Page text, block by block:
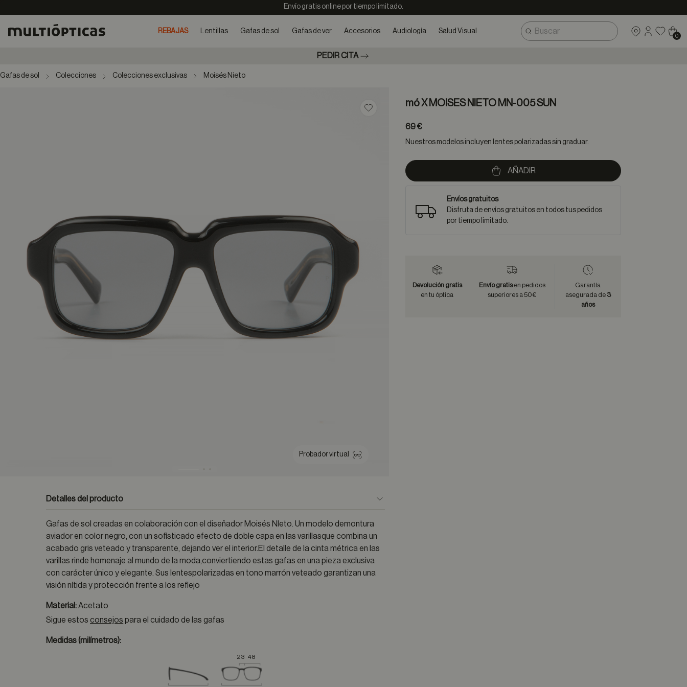
Envío gratis online por tiempo limitado.
REBAJAS Lentillas Gafas de sol Gafas de ver Accesorios Audiología Salud Visual
0
PEDIR CITA
Gafas de sol Colecciones Colecciones exclusivas Moisés Nieto
Probador virtual
Guardar en favoritos
Detalles del producto
Gafas de sol creadas en colaboración con el diseñador Moisés NIeto. Un modelo demontura
aviador en color negro, con un sofisticado efecto de doble capa en las varillasque combina un
acabado gris veteado y transparente, dejando ver el interior.El detalle de la cinta métrica en las
varillas rinde homenaje al mundo de la moda,conviertiendo estas gafas en una pieza exclusiva
con carácter único y elegante. Sus lentespolarizadas en tono marrón veteado garantizan una
visión nítida y protección frente a los reflejo
Material:Acetato
Sigue estosconsejos para el cuidado de las gafas
Medidas (milímetros):
23 48
mó X MOISES NIETO MN-005 SUN
69 €
Nuestros modelos incluyen lentes polarizadas sin graduar.
AÑADIR
Envíos gratuitos
Disfruta de envíos gratuitos en todos tus pedidos
por tiempo limitado.
Devolución gratis
en tu óptica
Envío gratisen pedidos
superiores a 50€
Garantía
asegurada de 3
años